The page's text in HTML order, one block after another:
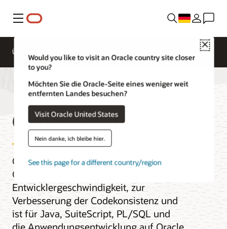
Menü
Close
Would you like to visit an Oracle country site closer
to you?
Möchten Sie die Oracle-Seite eines weniger weit
entfernten Landes besuchen?
Visit Oracle United States
Nein danke, ich bleibe hier.
See this page for a different country/region
Überblick
Code Assist
Oracle Code Assist ist ein KI-
Codebegleiter zur Steigerung der
Entwicklergeschwindigkeit, zur
Verbesserung der Codekonsistenz und
ist für Java, SuiteScript, PL/SQL und